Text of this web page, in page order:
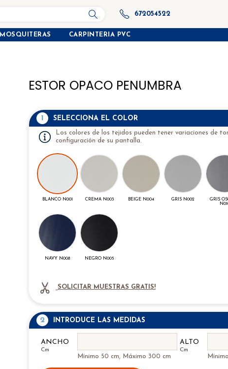
672054522
MOSQUITERAS CARPINTERIA PVC
ESTOR OPACO PENUMBRA
1 SELECCIONA EL COLOR
Los colores de los tejidos pueden tener variaciones de
configuración de su pantalla.
BLANCO N001 CREMA N003 BEIGE N004 GRIS N002
GRIS
NAVY N008 NEGRO N005
SOLICITAR MUESTRAS GRATIS!
2 INTRODUCE LAS MEDIDAS
ANCHO
Cm
Mínimo 50 cm, Máximo 300 cm
ALTO
Cm